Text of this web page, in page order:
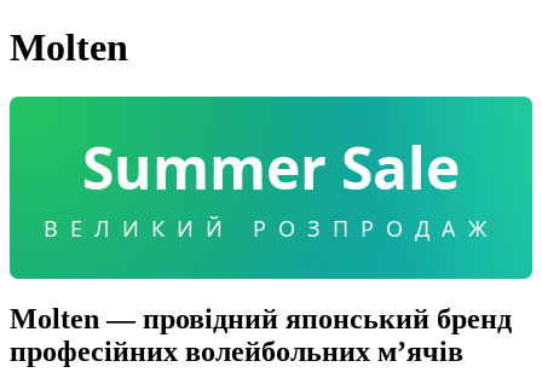
Molten
Summer Sale
ВЕЛИКИЙ РОЗПРОДАЖ
Molten — провідний японський бренд
професійних волейбольних м’ячів